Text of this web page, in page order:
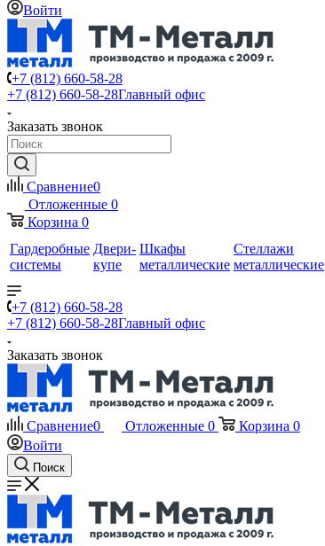
Войти
+7 (812) 660-58-28
+7 (812) 660-58-28Главный офис
Заказать звонок
Сравнение0
Отложенные 0
Корзина 0
Гардеробные
системы
Двери-
купе
Шкафы
металлические
Стеллажи
металлические
+7 (812) 660-58-28
+7 (812) 660-58-28Главный офис
Заказать звонок
Сравнение0 Отложенные 0 Корзина 0
Войти
Поиск